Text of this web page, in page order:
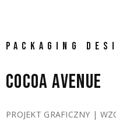
PACKAGING
COCOA AVENUE
PROJEKT GRAFICZNY |